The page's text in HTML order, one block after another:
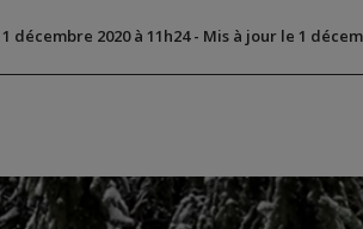
1 décembre 2020 à 11h24- Mis à jour le 1